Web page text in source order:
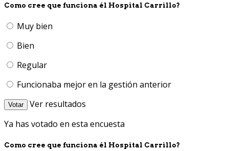
Como cree que funciona él Hospital Carrillo?
Muy bien
Bien
Regular
Funcionaba mejor en la gestión anterior
Votar
Ver resultados
Ya has votado en esta encuesta
Como cree que funciona él Hospital Carrillo?